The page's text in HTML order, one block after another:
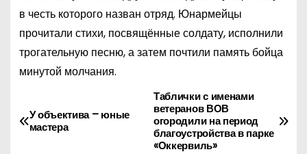
в честь которого назван отряд. Юнармейцы
прочитали стихи, посвящённые солдату, исполнили
трогательную песню, а затем почтили память бойца
минутой молчания.
Н
а
Таблички с именами
ветеранов ВОВ
огородили на период
благоустройства в парке
«Оккервиль»
У объектива – юные
мастера